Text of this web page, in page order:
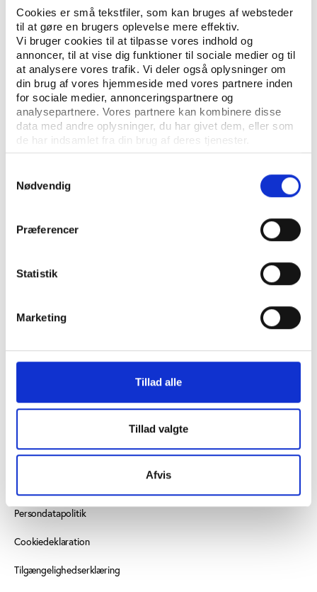
Cookies er små tekstfiler, som kan bruges af websteder
til at gøre en brugers oplevelse mere effektiv.
Vi bruger cookies til at tilpasse vores indhold og
annoncer, til at vise dig funktioner til sociale medier og til
at analysere vores trafik. Vi deler også oplysninger om
din brug af vores hjemmeside med vores partnere inden
for sociale medier, annonceringspartnere og
analysepartnere. Vores partnere kan kombinere disse
data med andre oplysninger, du har givet dem, eller som
de har indsamlet fra din brug af deres tjenester.
Nødvendig
Præferencer
Statistik
Marketing
Tillad alle
Tillad valgte
Afvis
ANTAL SIDER: 19
Rapporten er udarbejdet af Lange Analyser for
Folkehøjskolernes Forening
Vester Allé 8B, 3. sal, 8000 Aarhus C
vifo@vifo.dk
Find medarbejder
Idrættens Analyseinstitut
Persondatapolitik
Cookiedeklaration
Tilgængelighedserklæring